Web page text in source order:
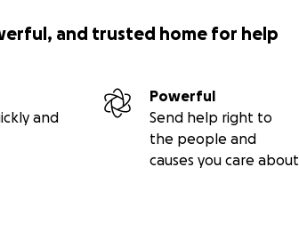
and trusted home for help
and
Powerful
Send help right to
the people and
causes you care about